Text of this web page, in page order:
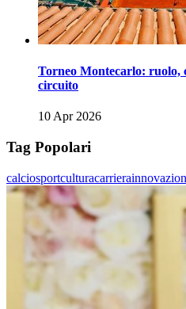
Torneo Montecarlo: ruolo,
circuito
10 Apr 2026
Tag Popolari
calciosportculturacarriera